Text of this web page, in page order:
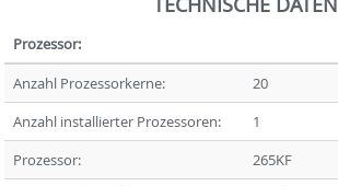
Prozessor:
Anzahl Prozessorkerne:
20
Anzahl installierter Prozessoren:
1
Prozessor:
265KF